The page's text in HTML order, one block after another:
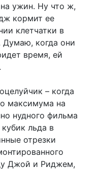
ужин. Ну что ж,
кормит ее
клетчатки в
Думаю, когда они
время, ей
– когда
максимума на
нудного фильма
льда в
отрезки
Джой и Риджем,